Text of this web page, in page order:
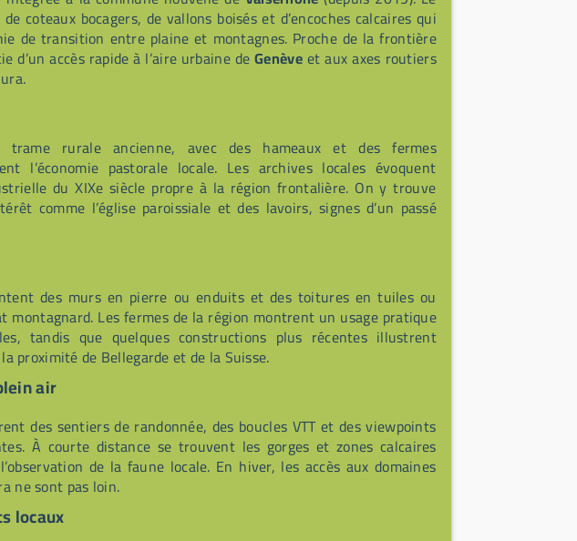
coteaux bocagers, de vallons boisés et d’encoches calcaires qui
de transition entre plaine et montagnes. Proche de la frontière
d’un accès rapide à l’aire urbaine deGenèveet aux axes routiers
trame rurale ancienne, avec des hameaux et des fermes
l’économie pastorale locale. Les archives locales évoquent
du XIXe siècle propre à la région frontalière. On y trouve
comme l’église paroissiale et des lavoirs, signes d’un passé
des murs en pierre ou enduits et des toitures en tuiles ou
montagnard. Les fermes de la région montrent un usage pratique
tandis que quelques constructions plus récentes illustrent
proximité de Bellegarde et de la Suisse.
air
des sentiers de randonnée, des boucles VTT et des viewpoints
À courte distance se trouvent les gorges et zones calcaires
de la faune locale. En hiver, les accès aux domaines
ne sont pas loin.
locaux